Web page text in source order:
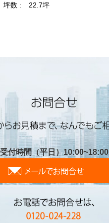
受付時間（平日）10:00~18:00